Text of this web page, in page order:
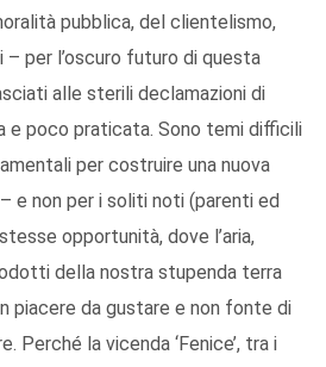
pubblica, del clientelismo,
per l’oscuro futuro di questa
alle sterili declamazioni di
e poco praticata. Sono temi difficili
per costruire una nuova
e non per i soliti noti (parenti ed
opportunità, dove l’aria,
della nostra stupenda terra
piacere da gustare e non fonte di
Perché la vicenda ‘Fenice’, tra i